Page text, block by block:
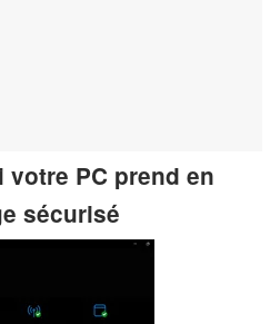
PC prend en
sécurisé